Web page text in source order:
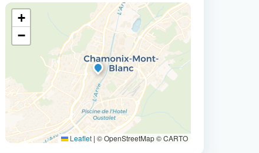
+
−
Leaflet | © OpenStreetMap © CARTO